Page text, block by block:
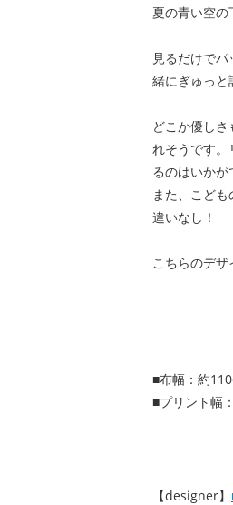
夏の青い空の
見るだけで
緒にぎゅっと
どこか優し
れそうです。
るのはいかが
また、こど
違いなし！
こちらのデザ
■布幅：約
■プリント幅
【designer】